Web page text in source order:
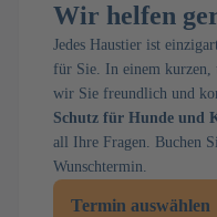
Wir helfen
Jedes Haustier ist
für Sie. In einem kurzen,
wir Sie freundlich und
Schutz für Hunde und
all Ihre Fragen. Buchen
Wunschtermin.
Termin auswählen